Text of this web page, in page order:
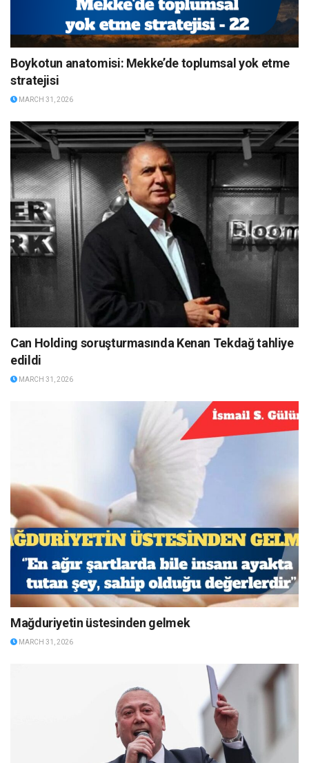
Boykotun anatomisi: Mekke’de toplumsal yok etme
stratejisi
MARCH 31, 2026
Can Holding soruşturmasında Kenan Tekdağ tahliye
edildi
MARCH 31, 2026
Mağduriyetin üstesinden gelmek
MARCH 31, 2026